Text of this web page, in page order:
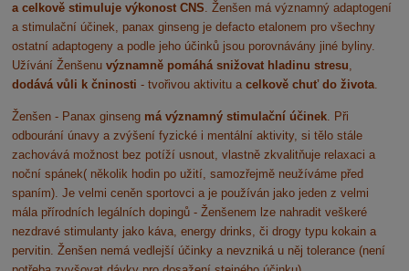
a celkově stimuluje výkonost CNS. Ženšen má významný adaptogení
a stimulační účinek, panax ginseng je defacto etalonem pro všechny
ostatní adaptogeny a podle jeho účinků jsou porovnávány jiné byliny.
Užívání Ženšenuvýznamně pomáhá snižovat hladinu stresu,
dodává vůli k čninosti - tvořivou aktivitu acelkově chuť do života.
Ženšen - Panax ginseng má významný stimulační účinek. Při
odbourání únavy a zvýšení fyzické i mentální aktivity, si tělo stále
zachovává možnost bez potíží usnout, vlastně zkvalitňuje relaxaci a
noční spánek( několik hodin po užití, samozřejmě neužíváme před
spaním). Je velmi ceněn sportovci a je používán jako jeden z velmi
mála přírodních legálních dopingů - Ženšenem lze nahradit veškeré
nezdravé stimulanty jako káva, energy drinks, či drogy typu kokain a
pervitin. Ženšen nemá vedlejší účinky a nevzniká u něj tolerance (není